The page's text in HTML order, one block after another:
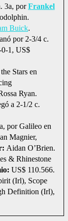
3a, porFrankel
Buick.
por 2-3/4 c.
0-1, US$
Stars en
Ryan.
a 2-1/2 c.
por Galileo en
Magnier,
Aidan O’Brien.
& Rhinestone
US$ 110.566.
(Irl), Scope
Definition (Irl),